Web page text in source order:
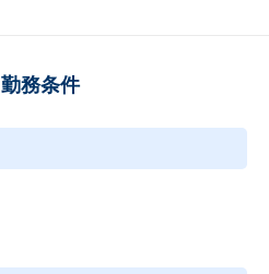
勤務条件